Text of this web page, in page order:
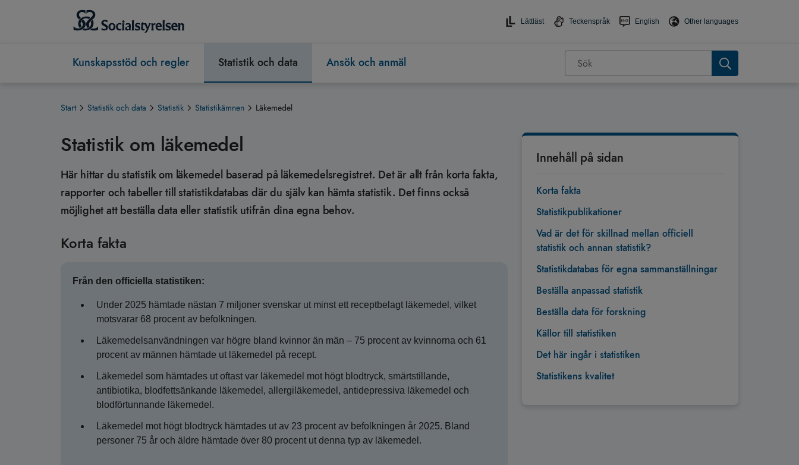
Lättläst Teckenspråk English Other languages
Kunskapsstöd och regler Statistik och data Ansök och anmäl
Start Statistik och data Statistik Statistikämnen Läkemedel
Innehåll på sidan
Korta fakta
Statistikpublikationer
Vad är det för skillnad mellan officiell
statistik och annan statistik?
Statistikdatabas för egna sammanställningar
Beställa anpassad statistik
Beställa data för forskning
Källor till statistiken
Det här ingår i statistiken
Statistikens kvalitet
Statistik om läkemedel
Här hittar du statistik om läkemedel baserad på läkemedelsregistret. Det är allt från korta fakta,
rapporter och tabeller till statistikdatabas där du själv kan hämta statistik. Det finns också
möjlighet att beställa data eller statistik utifrån dina egna behov.
Korta fakta
Från den officiella statistiken:
Under 2025 hämtade nästan 7 miljoner svenskar ut minst ett receptbelagt läkemedel, vilket
motsvarar 68 procent av befolkningen.
Läkemedelsanvändningen var högre bland kvinnor än män – 75 procent av kvinnorna och 61
procent av männen hämtade ut läkemedel på recept.
Läkemedel som hämtades ut oftast var läkemedel mot högt blodtryck, smärtstillande,
antibiotika, blodfettsänkande läkemedel, allergiläkemedel, antidepressiva läkemedel och
blodförtunnande läkemedel.
Läkemedel mot högt blodtryck hämtades ut av 23 procent av befolkningen år 2025. Bland
personer 75 år och äldre hämtade över 80 procent ut denna typ av läkemedel.